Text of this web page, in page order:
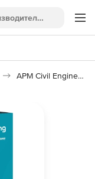
APM Civil Engineering